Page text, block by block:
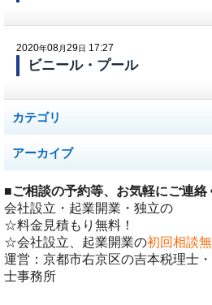
2020年08月29日 17:27
ビニール・プール
カテゴリ
アーカイブ
■ご相談の予約等、お気軽にご連絡
会社設立・起業開業・独立の
☆料金見積もり無料！
☆会社設立、起業開業の初回相談無
運営：京都市右京区の吉本税理士
士事務所